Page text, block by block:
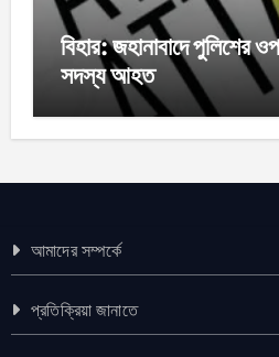
বিহার: জহানাবাদে পুলিশের
সদস্য আহত
আমাদের সম্পর্কে
প্রতিক্রিয়া জানাতে